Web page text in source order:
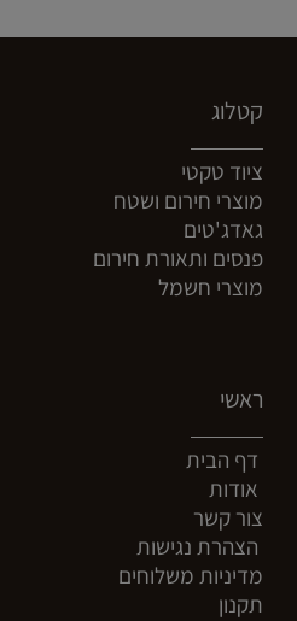
קטלוג
ציוד טקטי
מוצרי חירום ושטח
גאדג'טים
פנסים ותאורת חירום
מוצרי חשמל
ראשי
דף הבית
אודות
צור קשר
הצהרת נגישות
מדיניות משלוחים
תקנון